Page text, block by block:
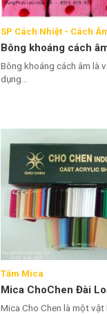
SP Cách Nhiệt - Cách
Bông khoáng cách
Bông khoáng cách âm là
dụng...
Tấm Mica
Mica ChoChen Đài
Mica Cho Chen là một